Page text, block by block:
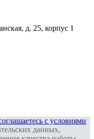
д. 25, корпус 1
с условиями
данных,